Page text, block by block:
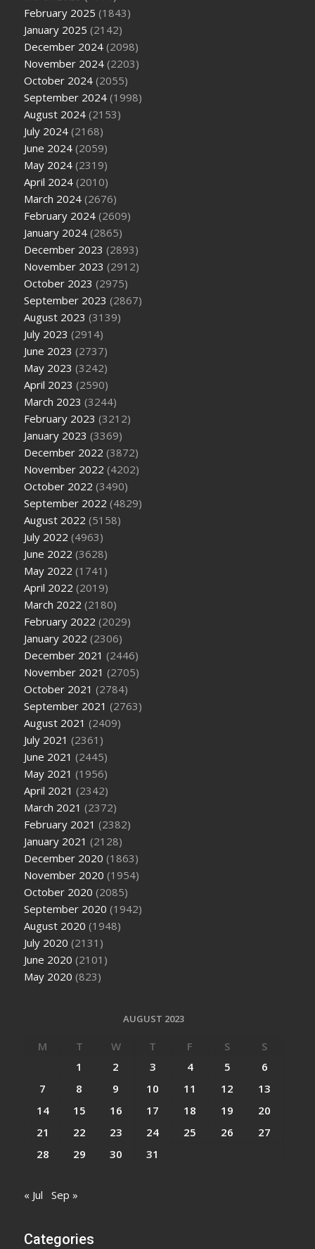
February 2025 (1843)
January 2025 (2142)
December 2024 (2098)
November 2024 (2203)
October 2024 (2055)
September 2024 (1998)
August 2024 (2153)
July 2024 (2168)
June 2024 (2059)
May 2024 (2319)
April 2024 (2010)
March 2024 (2676)
February 2024 (2609)
January 2024 (2865)
December 2023 (2893)
November 2023 (2912)
October 2023 (2975)
September 2023 (2867)
August 2023 (3139)
July 2023 (2914)
June 2023 (2737)
May 2023 (3242)
April 2023 (2590)
March 2023 (3244)
February 2023 (3212)
January 2023 (3369)
December 2022 (3872)
November 2022 (4202)
October 2022 (3490)
September 2022 (4829)
August 2022 (5158)
July 2022 (4963)
June 2022 (3628)
May 2022 (1741)
April 2022 (2019)
March 2022 (2180)
February 2022 (2029)
January 2022 (2306)
December 2021 (2446)
November 2021 (2705)
October 2021 (2784)
September 2021 (2763)
August 2021 (2409)
July 2021 (2361)
June 2021 (2445)
May 2021 (1956)
April 2021 (2342)
March 2021 (2372)
February 2021 (2382)
January 2021 (2128)
December 2020 (1863)
November 2020 (1954)
October 2020 (2085)
September 2020 (1942)
August 2020 (1948)
July 2020 (2131)
June 2020 (2101)
May 2020 (823)
AUGUST 2023
M T W T F S
S
1
2 3 4 5
6
7
8 9 10 11 12
13
14
15 16 17 18 19
20
21
22 23 24 25 26
27
28
29 30 31
« Jul Sep »
Categories